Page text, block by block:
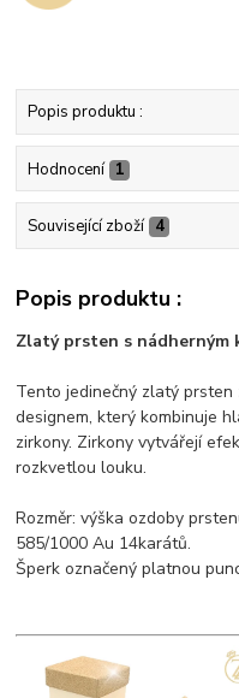
Popis produktu :
Hodnocení 1
Související zboží 4
Popis produktu :
Zlatý prsten s nádherným
Tento jedinečný zlatý prsten
designem, který kombinuje
zirkony. Zirkony vytvářejí
rozkvetlou louku.
Rozměr: výška ozdoby
585/1000 Au 14karátů.
Šperk označený platnou